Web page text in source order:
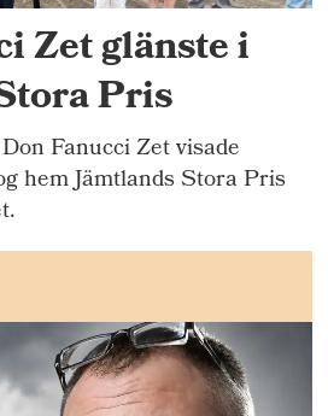
Zet glänste i
Pris
Fanucci Zet visade
hem Jämtlands Stora Pris